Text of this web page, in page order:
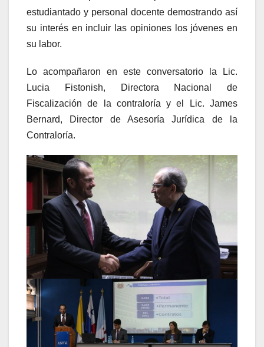
estudiantado y personal docente demostrando así
su interés en incluir las opiniones los jóvenes en
su labor.
Lo acompañaron en este conversatorio la Lic.
Lucia Fistonish, Directora Nacional de
Fiscalización de la contraloría y el Lic. James
Bernard, Director de Asesoría Jurídica de la
Contraloría.